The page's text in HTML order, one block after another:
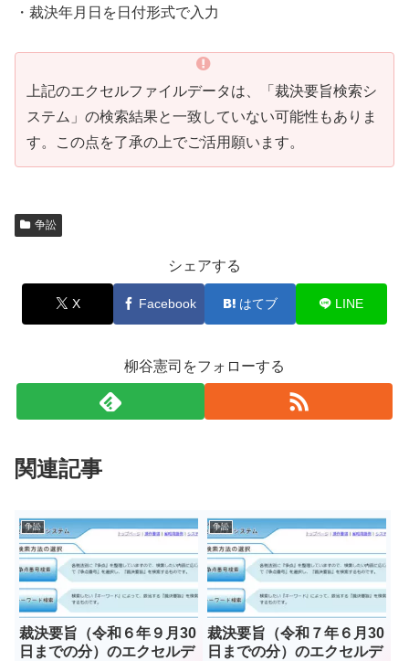
・裁決年月日を日付形式で入力
上記のエクセルファイルデータは、「裁決要旨検索シ
ステム」の検索結果と一致していない可能性もありま
す。この点を了承の上でご活用願います。
争訟
シェアする
X Facebook はてブ LINE
柳谷憲司をフォローする
関連記事
争訟
裁決要旨（令和６年９月30
日までの分）のエクセルデ
争訟
裁決要旨（令和７年６月30
日までの分）のエクセルデ